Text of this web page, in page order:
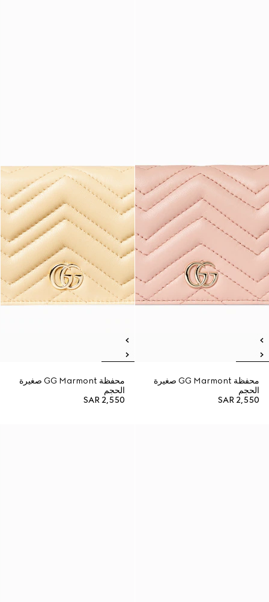
محفظة GG Marmont صغيرة
الحجم
SAR 2,550
محفظة GG Marmont صغيرة
الحجم
SAR 2,550